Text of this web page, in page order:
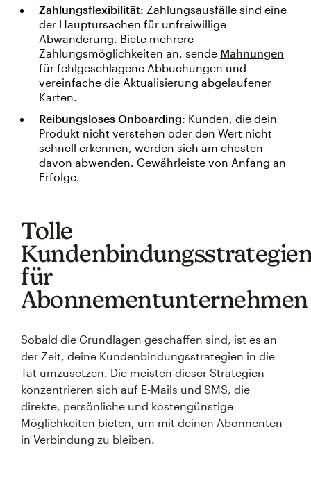
Zahlungsflexibilität: Zahlungsausfälle sind eine
der Hauptursachen für unfreiwillige
Abwanderung. Biete mehrere
Zahlungsmöglichkeiten an, sende Mahnungen
für fehlgeschlagene Abbuchungen und
vereinfache die Aktualisierung abgelaufener
Karten.
Reibungsloses Onboarding: Kunden, die dein
Produkt nicht verstehen oder den Wert nicht
schnell erkennen, werden sich am ehesten
davon abwenden. Gewährleiste von Anfang an
Erfolge.
Tolle
für
Abonnementunternehmen
Sobald die Grundlagen geschaffen sind, ist es an
der Zeit, deine Kundenbindungsstrategien in die
Tat umzusetzen. Die meisten dieser Strategien
konzentrieren sich auf E-Mails und SMS, die
direkte, persönliche und kostengünstige
Möglichkeiten bieten, um mit deinen Abonnenten
in Verbindung zu bleiben.